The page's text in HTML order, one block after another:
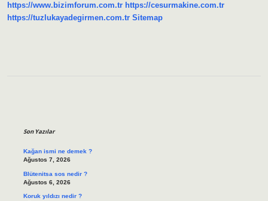
https://www.bizimforum.com.tr https://cesurmakine.com.tr
https://tuzlukayadegirmen.com.tr Sitemap
Son Yazılar
Kağan ismi ne demek ?
Ağustos 7, 2026
Blütenitsa sos nedir ?
Ağustos 6, 2026
Koruk yıldızı nedir ?